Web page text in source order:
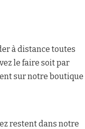
à distance toutes
le faire soit par
sur notre boutique
restent dans notre